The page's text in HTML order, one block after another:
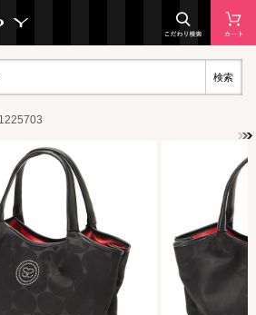
検索